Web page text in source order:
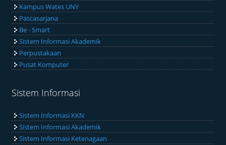
Kampus Wates UNY
Pascasarjana
Be - Smart
Sistem Informasi Akademik
Perpustakaan
Pusat Komputer
Sistem Informasi
Sistem Informasi KKN
Sistem Informasi Akademik
Sistem Informasi Ketenagaan